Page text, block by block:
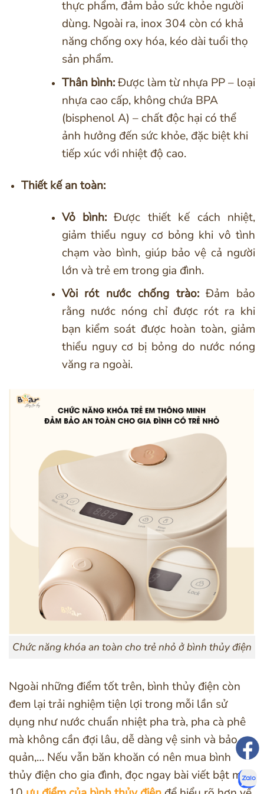
thực phẩm, đảm bảo sức khỏe người
dùng. Ngoài ra, inox 304 còn có khả
năng chống oxy hóa, kéo dài tuổi thọ
sản phẩm.
Thân bình:Được làm từ nhựa PP – loại
nhựa cao cấp, không chứa BPA
(bisphenol A) – chất độc hại có thể
ảnh hưởng đến sức khỏe, đặc biệt khi
tiếp xúc với nhiệt độ cao.
Thiết kế an toàn:
Vỏ bình: Được thiết kế cách nhiệt,
giảm thiểu nguy cơ bỏng khi vô tình
chạm vào bình, giúp bảo vệ cả người
lớn và trẻ em trong gia đình.
Vòi rót nước chống trào:Đảm bảo
rằng nước nóng chỉ được rót ra khi
bạn kiểm soát được hoàn toàn, giảm
thiểu nguy cơ bị bỏng do nước nóng
văng ra ngoài.
Chức năng khóa an toàn cho trẻ nhỏ ở bình thủy điện
Ngoài những điểm tốt trên, bình thủy điện còn
đem lại trải nghiệm tiện lợi trong mỗi lần sử
dụng như nước chuẩn nhiệt pha trà, pha cà phê
mà không cần đợi lâu, dễ dàng vệ sinh và bảo
quản,… Nếu vẫn băn khoăn có nên mua bình
thủy điện cho gia đình, đọc ngay bài viết bật mí